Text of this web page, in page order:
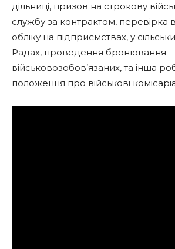
дільниці, призов на строкову
службу за контрактом, перевірка
обліку на підприємствах, у
Радах, проведення бронювання
військовозобов’язаних, та інша
положення про військові